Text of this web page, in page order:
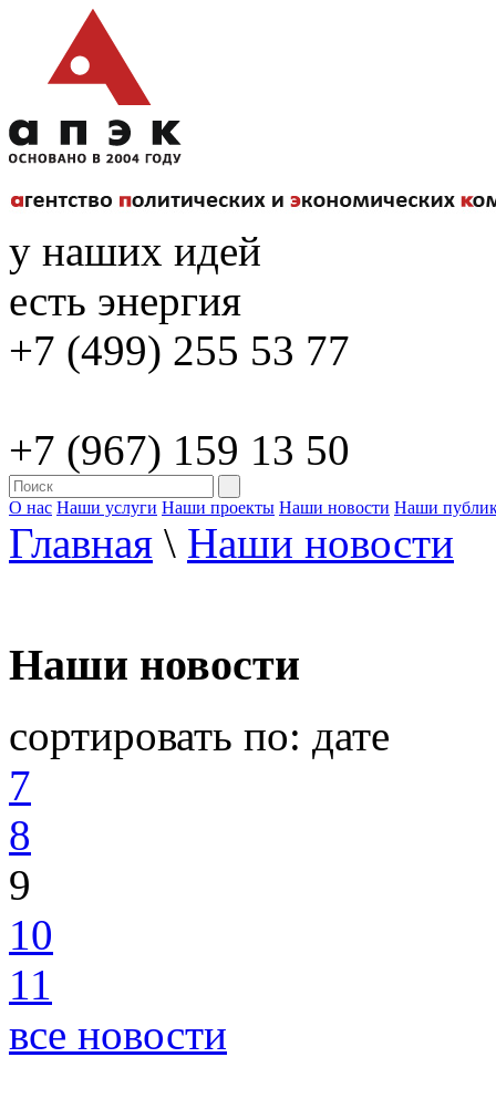
у наших идей
есть энергия
+7 (499) 255 53 77
+7 (967) 159 13 50
О нас Наши услуги Наши проекты Наши новости Наши
Главная \ Наши новости
Наши новости
сортировать по: дате
7
8
9
10
11
все новости